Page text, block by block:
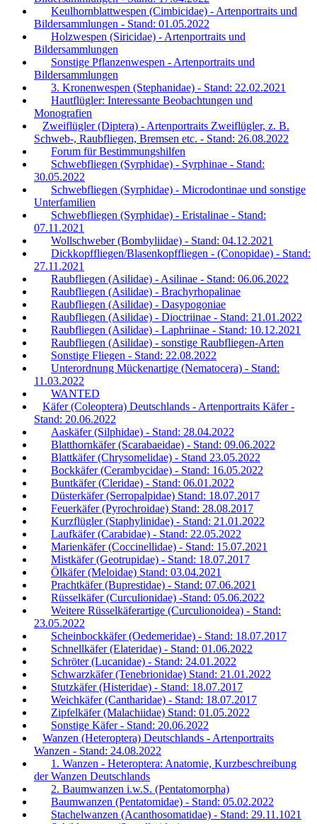
Keulhornblattwespen (Cimbicidae) - Artenportraits und
Bildersammlungen - Stand: 01.05.2022
Holzwespen (Siricidae) - Artenportraits und
Bildersammlungen
Sonstige Pflanzenwespen - Artenportraits und
Bildersammlungen
3. Kronenwespen (Stephanidae) - Stand: 22.02.2021
Hautflügler: Interessante Beobachtungen und
Monografien
Zweiflügler (Diptera) - Artenportraits Zweiflügler, z. B.
Schweb-, Raubfliegen, Bremsen etc. - Stand: 26.08.2022
Forum für Bestimmungshilfen
Schwebfliegen (Syrphidae) - Syrphinae - Stand:
30.05.2022
Schwebfliegen (Syrphidae) - Microdontinae und sonstige
Unterfamilien
Schwebfliegen (Syrphidae) - Eristalinae - Stand:
07.11.2021
Wollschweber (Bombyliidae) - Stand: 04.12.2021
Dickkopffliegen/Blasenkopffliegen - (Conopidae) - Stand:
27.11.2021
Raubfliegen (Asilidae) - Asilinae - Stand: 06.06.2022
Raubfliegen (Asilidae) - Brachyrhopalinae
Raubfliegen (Asilidae) - Dasypogoniae
Raubfliegen (Asilidae) - Dioctriinae - Stand: 21.01.2022
Raubfliegen (Asilidae) - Laphriinae - Stand: 10.12.2021
Raubfliegen (Asilidae) - sonstige Raubfliegen-Arten
Sonstige Fliegen - Stand: 22.08.2022
Unterordnung Mückenartige (Nematocera) - Stand:
11.03.2022
WANTED
Käfer (Coleoptera) Deutschlands - Artenportraits Käfer -
Stand: 20.06.2022
Aaskäfer (Silphidae) - Stand: 28.04.2022
Blatthornkäfer (Scarabaeidae) - Stand: 09.06.2022
Blattkäfer (Chrysomelidae) - Stand 23.05.2022
Bockkäfer (Cerambycidae) - Stand: 16.05.2022
Buntkäfer (Cleridae) - Stand: 06.01.2022
Düsterkäfer (Serropalpidae) Stand: 18.07.2017
Feuerkäfer (Pyrochroidae) Stand: 28.08.2017
Kurzflügler (Staphylinidae) - Stand: 21.01.2022
Laufkäfer (Carabidae) - Stand: 22.05.2022
Marienkäfer (Coccinellidae) - Stand: 15.07.2021
Mistkäfer (Geotrupidae) - Stand: 18.07.2017
Ölkäfer (Meloidae) Stand: 03.04.2021
Prachtkäfer (Buprestidae) - Stand: 07.06.2021
Rüsselkäfer (Curculionidae) -Stand: 05.06.2022
Weitere Rüsselkäferartige (Curculionoidea) - Stand:
23.05.2022
Scheinbockkäfer (Oedemeridae) - Stand: 18.07.2017
Schnellkäfer (Elateridae) - Stand: 01.06.2022
Schröter (Lucanidae) - Stand: 24.01.2022
Schwarzkäfer (Tenebrionidae) Stand: 21.01.2022
Stutzkäfer (Histeridae) - Stand: 18.07.2017
Weichkäfer (Cantharidae) - Stand: 18.07.2017
Zipfelkäfer (Malachiidae) Stand: 01.05.2022
Sonstige Käfer - Stand: 20.06.2022
Wanzen (Heteroptera) Deutschlands - Artenportraits
Wanzen - Stand: 24.08.2022
1. Wanzen - Heteroptera: Anatomie, Kurzbeschreibung
der Wanzen Deutschlands
2. Baumwanzen i.w.S. (Pentatomorpha)
Baumwanzen (Pentatomidae) - Stand: 05.02.2022
Stachelwanzen (Acanthosomatidae) - Stand: 29.11.1021